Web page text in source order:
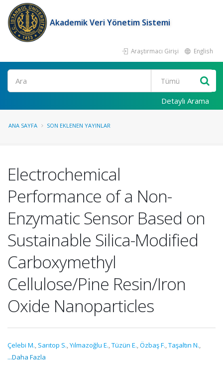
Akademik Veri Yönetim Sistemi
Araştırmacı Girişi English
Ara
Detaylı Arama
ANA SAYFA SON EKLENEN YAYINLAR
Electrochemical
Performance of a Non-
Enzymatic Sensor Based on
Sustainable Silica-Modified
Carboxymethyl
Cellulose/Pine Resin/Iron
Oxide Nanoparticles
Çelebi M., Sarıtop S.,Yılmazoğlu E.,Tüzün E.,Özbaş F.,Taşaltın N.,
...Daha Fazla